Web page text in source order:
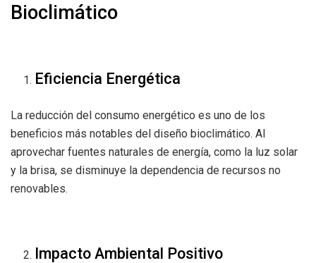
Bioclimático
Eficiencia Energética
La reducción del consumo energético es uno de los
beneficios más notables del diseño bioclimático. Al
aprovechar fuentes naturales de energía, como la luz solar
y la brisa, se disminuye la dependencia de recursos no
renovables.
Impacto Ambiental Positivo